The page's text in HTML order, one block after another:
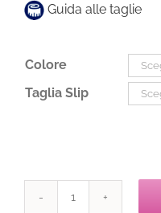
Guida alle taglie
Colore
Taglia Slip
Passionata